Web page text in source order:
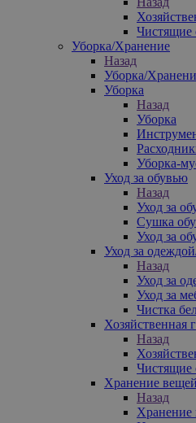
Чистящие
Уборка/Хранение
Назад
Уборка/
Уборка
Назад
Уборка
Уборка-
Уход за обувью
Назад
Уход за
Сушка
Уход за
Уход за
Назад
Уход за
Уход за
Чистка
Хозяйственная
Назад
Чистящие
Хранение вещей
Назад
Хранение